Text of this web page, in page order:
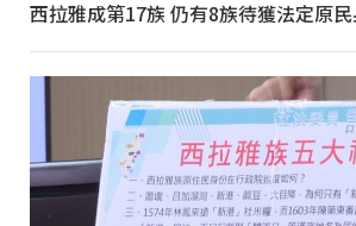
西拉雅成第17族 仍有8族待獲法定原